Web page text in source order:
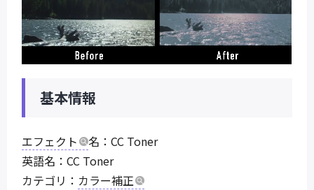
基本情報
エフェクト
名：CC Toner
英語名：CC Toner
カテゴリ： カラー補正